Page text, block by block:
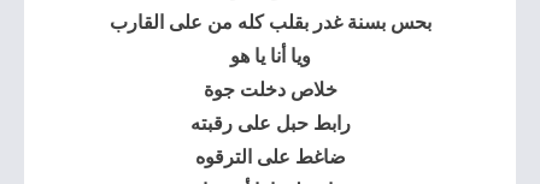
بحس بسنة غدر بقلب كله من على القارب
ويا أنا يا هو
خلاص دخلت جوة
رابط حبل على رقبته
ضاغط على الترقوه